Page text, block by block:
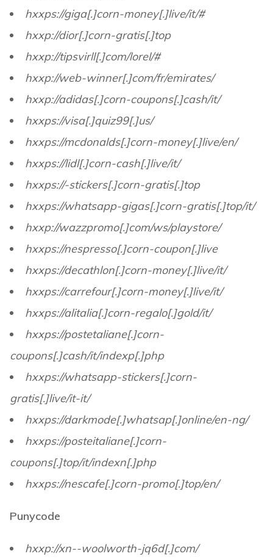
hxxps://giga[.]corn-money[.]live/it/#
hxxp://dior[.]corn-gratis[.]top
hxxp://tipsvirll[.]com/lorel/#
hxxp://web-winner[.]com/fr/emirates/
hxxp://adidas[.]corn-coupons[.]cash/it/
hxxps://visa[.]quiz99[.]us/
hxxps://mcdonalds[.]corn-money[.]live/en/
hxxps://lidl[.]corn-cash[.]live/it/
hxxps://-stickers[.]corn-gratis[.]top
hxxps://whatsapp-gigas[.]corn-gratis[.]top/it/
hxxp://wazzpromo[.]com/ws/playstore/
hxxps://nespresso[.]corn-coupon[.]live
hxxps://decathlon[.]corn-money[.]live/it/
hxxps://carrefour[.]corn-money[.]live/it/
hxxps://alitalia[.]corn-regalo[.]gold/it/
hxxps://postetaliane[.]corn-
coupons[.]cash/it/indexp[.]php
hxxps://whatsapp-stickers[.]corn-
gratis[.]live/it-it/
hxxps://darkmode[.]whatsap[.]online/en-ng/
hxxps://posteitaliane[.]corn-
coupons[.]top/it/indexn[.]php
hxxps://nescafe[.]corn-promo[.]top/en/
Punycode
hxxp://xn--woolworth-jq6d[.]com/